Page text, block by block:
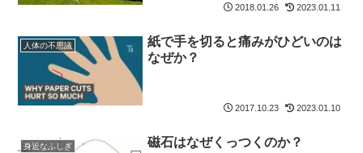
2018.01.26 2023.01.11
人体の不思議
紙で手を切ると痛みがひどいのは
なぜか？
2017.10.23 2023.01.10
身近なふしぎ 磁石はなぜくっつくのか？